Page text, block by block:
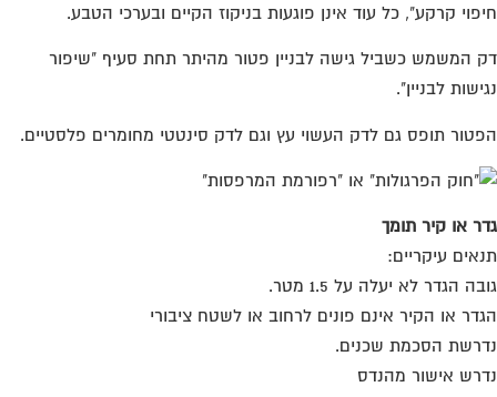
קרקע", כל עוד אינן פוגעות בניקוז הקיים ובערכי הטבע.
המשמש כשביל גישה לבניין פטור מהיתר תחת סעיף "שיפור
לבניין".
תופס גם לדק העשוי עץ וגם לדק סינטטי מחומרים פלסטיים.
או קיר תומך
עיקריים:
הגדר לא יעלה על 1.5 מטר.
או הקיר אינם פונים לרחוב או לשטח ציבורי
הסכמת שכנים.
אישור מהנדס